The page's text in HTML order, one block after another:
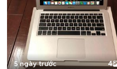
5 ngày trước 4